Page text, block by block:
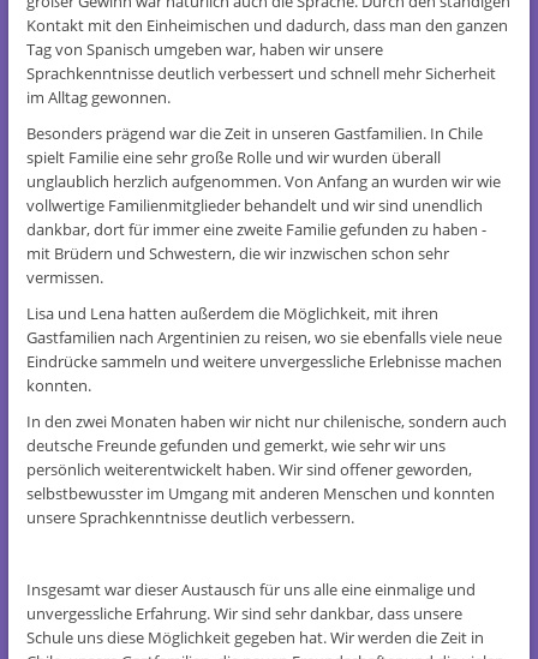
Kontakt mit den Einheimischen und dadurch, dass man den ganzen
Tag von Spanisch umgeben war, haben wir unsere
Sprachkenntnisse deutlich verbessert und schnell mehr Sicherheit
im Alltag gewonnen.
Besonders prägend war die Zeit in unseren Gastfamilien. In Chile
spielt Familie eine sehr große Rolle und wir wurden überall
unglaublich herzlich aufgenommen. Von Anfang an wurden wir wie
vollwertige Familienmitglieder behandelt und wir sind unendlich
dankbar, dort für immer eine zweite Familie gefunden zu haben -
mit Brüdern und Schwestern, die wir inzwischen schon sehr
vermissen.
Lisa und Lena hatten außerdem die Möglichkeit, mit ihren
Gastfamilien nach Argentinien zu reisen, wo sie ebenfalls viele neue
Eindrücke sammeln und weitere unvergessliche Erlebnisse machen
konnten.
In den zwei Monaten haben wir nicht nur chilenische, sondern auch
deutsche Freunde gefunden und gemerkt, wie sehr wir uns
persönlich weiterentwickelt haben. Wir sind offener geworden,
selbstbewusster im Umgang mit anderen Menschen und konnten
unsere Sprachkenntnisse deutlich verbessern.
Insgesamt war dieser Austausch für uns alle eine einmalige und
unvergessliche Erfahrung. Wir sind sehr dankbar, dass unsere
Schule uns diese Möglichkeit gegeben hat. Wir werden die Zeit in